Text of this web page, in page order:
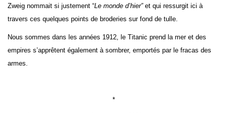
Zweig nommait si justement “Le monde d’hier” et qui ressurgit ici à
travers ces quelques points de broderies sur fond de tulle.
Nous sommes dans les années 1912, le Titanic prend la mer et des
empires s’apprêtent également à sombrer, emportés par le fracas des
armes.
*